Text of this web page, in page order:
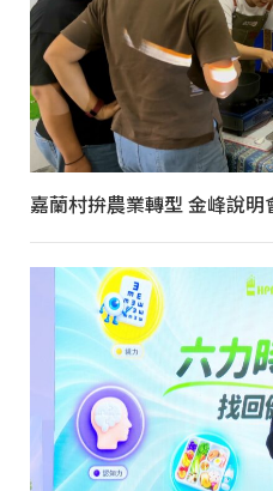
嘉蘭村拚農業轉型 金峰說明